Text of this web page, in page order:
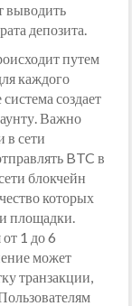
выводить
депозита.
путем
каждого
создает
Важно
в сети
BTC в
блокчейн
которых
площадки.
1 до 6
может
транзакции,